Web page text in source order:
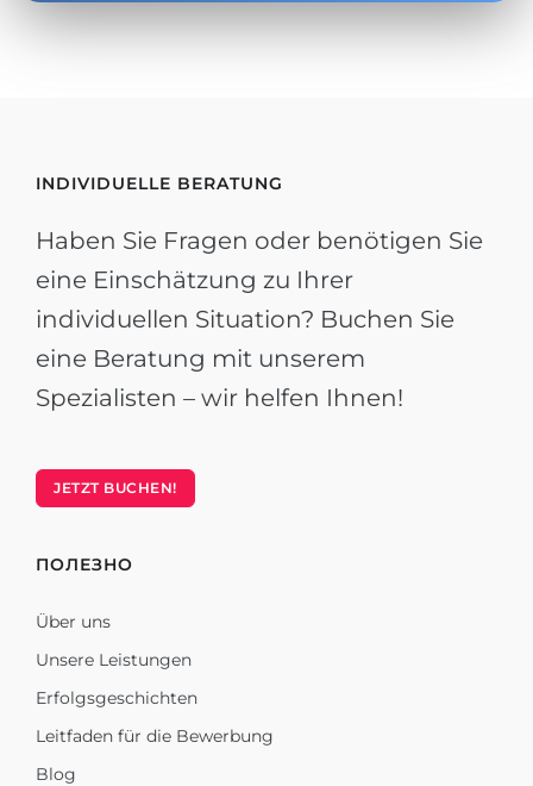
INDIVIDUELLE BERATUNG
Haben Sie Fragen oder benötigen Sie
eine Einschätzung zu Ihrer
individuellen Situation? Buchen Sie
eine Beratung mit unserem
Spezialisten – wir helfen Ihnen!
JETZT BUCHEN!
ПОЛЕЗНО
Über uns
Unsere Leistungen
Erfolgsgeschichten
Leitfaden für die Bewerbung
Blog